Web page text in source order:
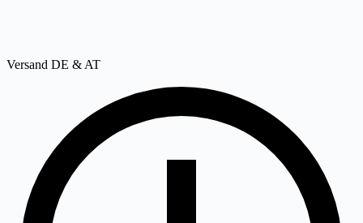
Versand DE & AT